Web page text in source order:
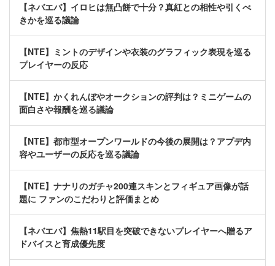
【ネバエバ】イロヒは無凸餅で十分？真紅との相性や引くべ
きかを巡る議論
【NTE】ミントのデザインや衣装のグラフィック表現を巡る
プレイヤーの反応
【NTE】かくれんぼやオークションの評判は？ミニゲームの
面白さや報酬を巡る議論
【NTE】都市型オープンワールドの今後の展開は？アプデ内
容やユーザーの反応を巡る議論
【NTE】ナナリのガチャ200連スキンとフィギュア画像が話
題に ファンのこだわりと評価まとめ
【ネバエバ】焦熱11駅目を突破できないプレイヤーへ贈るア
ドバイスと育成優先度